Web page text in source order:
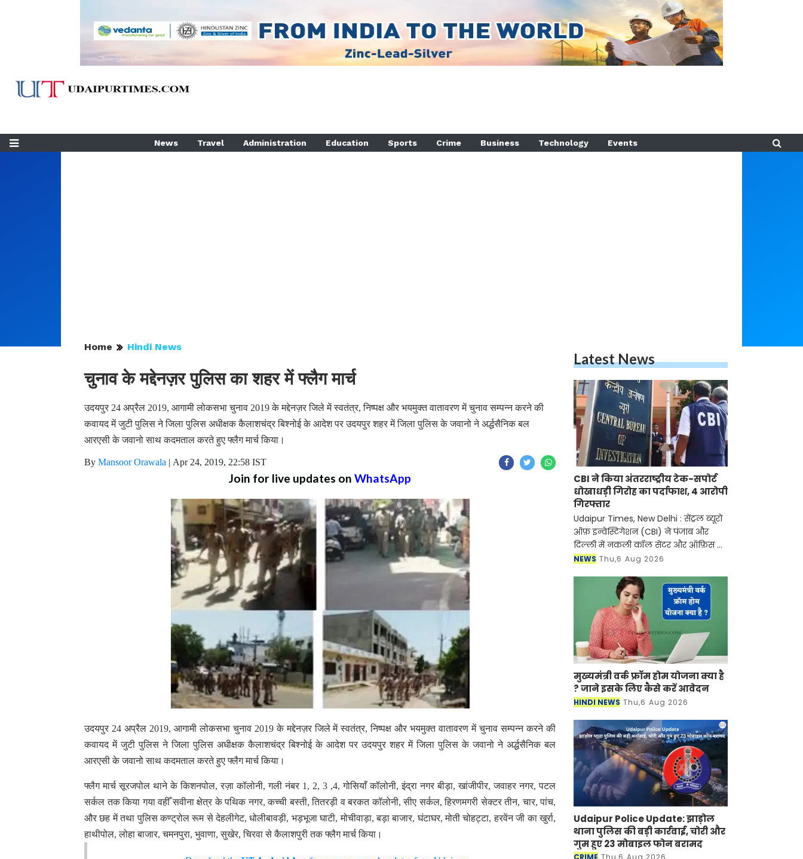
News Travel Administration Education Sports Crime Business Technology Events
Home Hindi News
चुनाव के मद्देनज़र पुलिस का शहर में फ्लैग मार्च
उदयपुर 24 अप्रैल 2019, आगामी लोकसभा चुनाव 2019 के मद्देनज़र जिले में स्वतंत्र, निष्पक्ष और भयमुक्त वातावरण में चुनाव सम्पन्न करने की
कवायद में जुटी पुलिस ने जिला पुलिस अधीक्षक कैलाशचंद्र बिश्नोई के आदेश पर उदयपुर शहर में जिला पुलिस के जवानो ने अर्द्धसैनिक बल
आरएसी के जवानो साथ कदमताल करते हुए फ्लैग मार्च किया।
By Mansoor Orawala | Apr 24, 2019, 22:58 IST
Join for live updates on WhatsApp
उदयपुर 24 अप्रैल 2019, आगामी लोकसभा चुनाव 2019 के मद्देनज़र जिले में स्वतंत्र, निष्पक्ष और भयमुक्त वातावरण में चुनाव सम्पन्न करने की
कवायद में जुटी पुलिस ने जिला पुलिस अधीक्षक कैलाशचंद्र बिश्नोई के आदेश पर उदयपुर शहर में जिला पुलिस के जवानो ने अर्द्धसैनिक बल
आरएसी के जवानो साथ कदमताल करते हुए फ्लैग मार्च किया।
फ्लैग मार्च सूरजपोल थाने के किशनपोल, रज़ा कॉलोनी, गली नंबर 1, 2, 3 ,4, गोसियाँ कॉलोनी, इंद्रा नगर बीड़ा, खांजीपीर, जवाहर नगर, पटल
सर्कल तक किया गया वहीँ सवीना क्षेत्र के पथिक नगर, कच्ची बस्ती, तितरड़ी व बरकत कॉलोनी, सीए सर्कल, हिरणमगरी सेक्टर तीन, चार, पांच,
और छह में तथा पुलिस कण्ट्रोल रूम से देहलीगेट, धोलीबावड़ी, भड़भूजा घाटी, मोचीवाड़ा, बड़ा बाजार, घंटाघर, मोती चोहट्टा, हरवेंन जी का खुर्रा,
हाथीपोल, लोहा बाजार, चमनपुरा, भुवाणा, सुखेर, चिरवा से कैलाशपुरी तक फ्लैग मार्च किया।
Latest News
CBI ने किया अंतरराष्ट्रीय टेक-सपोर्ट
धोखाधड़ी गिरोह का पर्दाफाश, 4 आरोपी
गिरफ्तार
Udaipur Times, New Delhi : सेंट्रल ब्यूरो
ऑफ़ इन्वेस्टिगेशन (CBI) ने पंजाब और
दिल्ली में नकली कॉल सेंटर और ऑफ़िस के
ज़रिए चल रहे एक बड़े इंटरनेशनल टेक-
NEWS Thu,6 Aug 2026
मुख्यमंत्री वर्क फ्रॉम होम योजना क्या है
? जाने इसके लिए कैसे करें आवेदन
HINDI NEWS Thu,6 Aug 2026
Udaipur Police Update: झाड़ोल
थाना पुलिस की बड़ी कार्रवाई, चोरी और
गुम हुए 23 मोबाइल फोन बरामद
CRIME Thu,6 Aug 2026